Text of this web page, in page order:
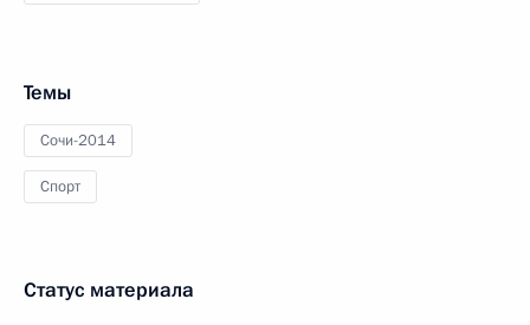
Темы
Сочи-2014
Спорт
Статус материала